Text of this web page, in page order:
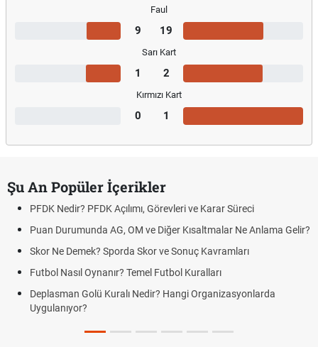
Faul
9 19
Sarı Kart
1 2
Kırmızı Kart
0 1
Şu An Popüler İçerikler
PFDK Nedir? PFDK Açılımı, Görevleri ve Karar Süreci
Puan Durumunda AG, OM ve Diğer Kısaltmalar Ne Anlama Gelir?
Skor Ne Demek? Sporda Skor ve Sonuç Kavramları
Futbol Nasıl Oynanır? Temel Futbol Kuralları
Deplasman Golü Kuralı Nedir? Hangi Organizasyonlarda
Uygulanıyor?